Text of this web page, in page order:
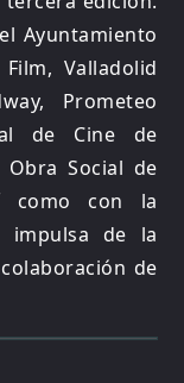
Ayuntamiento
Valladolid
Prometeo
de Cine de
Obra Social de
como con la
impulsa de la
de